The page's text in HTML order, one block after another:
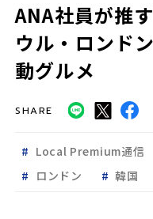
ANA社員が推
ウル・ロンド
動グルメ
SHARE
Local Premium通信
ロンドン
韓国